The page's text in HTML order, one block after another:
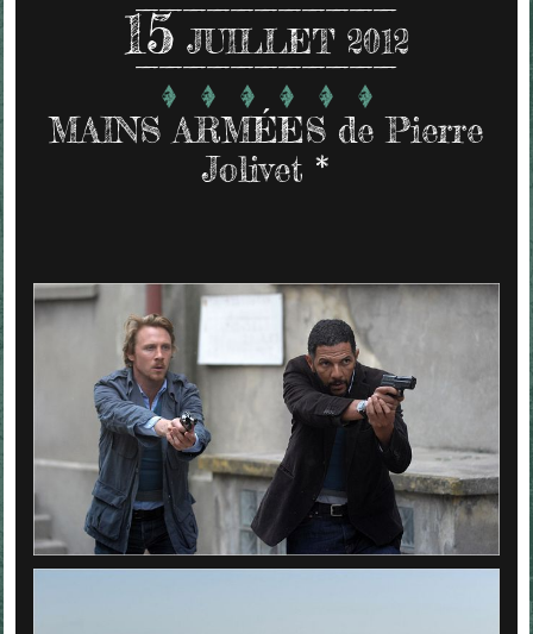
15 JUILLET 2012
MAINS ARMÉES de Pierre
Jolivet *